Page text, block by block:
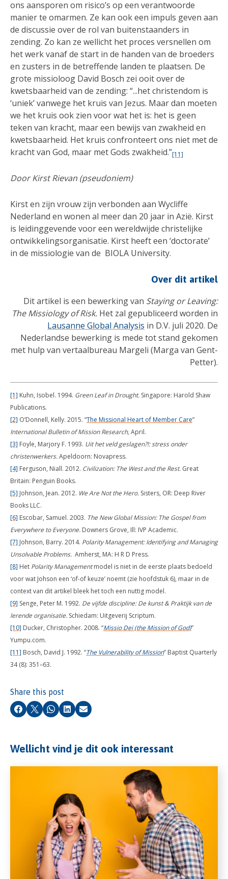
ons aansporen om risico’s op een verantwoorde
manier te omarmen. Ze kan ook een impuls geven aan
de discussie over de rol van buitenstaanders in
zending. Zo kan ze wellicht het proces versnellen om
het werk vanaf de start in de handen van de broeders
en zusters in de betreffende landen te plaatsen. De
grote missioloog David Bosch zei ooit over de
kwetsbaarheid van de zending: “...het christendom is
‘uniek’ vanwege het kruis van Jezus. Maar dan moeten
we het kruis ook zien voor wat het is: het is geen
teken van kracht, maar een bewijs van zwakheid en
kwetsbaarheid. Het kruis confronteert ons niet met de
kracht van God, maar met Gods zwakheid.”[11]
Door Kirst Rievan (pseudoniem)
Kirst en zijn vrouw zijn verbonden aan Wycliffe
Nederland en wonen al meer dan 20 jaar in Azië. Kirst
is leidinggevende voor een wereldwijde christelijke
ontwikkelingsorganisatie. Kirst heeft een ‘doctorate’
in de missiologie van de BIOLA University.
Over dit artikel
Dit artikel is een bewerking van Staying or Leaving:
The Missiology of Risk. Het zal gepubliceerd worden in
Lausanne Global Analysis in D.V. juli 2020. De
Nederlandse bewerking is mede tot stand gekomen
met hulp van vertaalbureau Margeli (Marga van Gent-
Petter).
[1] Kuhn, Isobel. 1994. Green Leaf in Drought. Singapore: Harold Shaw
Publications.
[2] O’Donnell, Kelly. 2015. “The Missional Heart of Member Care”
International Bulletin of Mission Research,April.
[3] Foyle, Marjory F. 1993. Uit het veld geslagen?!: stress onder
christenwerkers.Apeldoorn: Novapress.
[4] Ferguson, Niall. 2012. Civilization: The West and the Rest. Great
Britain: Penguin Books.
[5] Johnson, Jean. 2012. We Are Not the Hero. Sisters, OR: Deep River
Books LLC.
[6] Escobar, Samuel. 2003. The New Global Mission: The Gospel from
Everywhere to Everyone. Downers Grove, Ill: IVP Academic.
[7] Johnson, Barry. 2014. Polarity Management: Identifying and Managing
Unsolvable Problems. Amherst, MA: H R D Press.
[8] Het Polarity Managementmodel is niet in de eerste plaats bedoeld
voor wat Johson een ‘of-of keuze’ noemt (zie hoofdstuk 6), maar in de
context van dit artikel bleek het toch een nuttig model.
[9] Senge, Peter M. 1992. De vijfde discipline: De kunst & Praktijk van de
lerende organisatie. Schiedam: Uitgeverij Scriptum.
[10] Ducker, Christopher. 2008. “Missio Dei (the Mission of God)”
Yumpu.com.
[11] Bosch, David J. 1992. “The Vulnerability of Mission” Baptist Quarterly
34 (8): 351–63.
Share this post
Facebook
X Whatsapp
LinkedIn
Email
Wellicht vind je dit ook interessant